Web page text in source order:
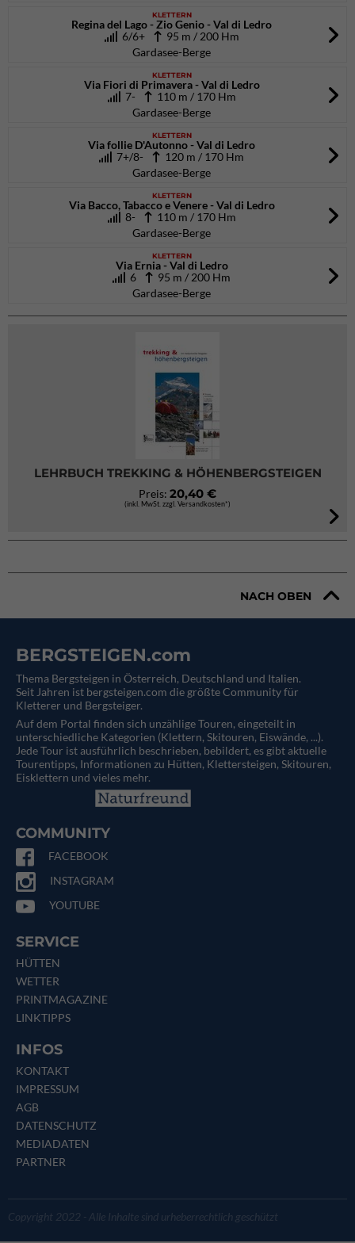
KLETTERN
Regina del Lago - Zio Genio - Val di Ledro
6/6+ 95 m / 200 Hm
Gardasee-Berge
KLETTERN
Via Fiori di Primavera - Val di Ledro
7- 110 m / 170 Hm
Gardasee-Berge
KLETTERN
Via follie D'Autonno - Val di Ledro
7+/8-
120 m / 170 Hm
Gardasee-Berge
KLETTERN
Via Bacco, Tabacco e Venere - Val di Ledro
8- 110 m / 170 Hm
Gardasee-Berge
KLETTERN
Via Ernia - Val di Ledro
6
95 m / 200 Hm
Gardasee-Berge
LEHRBUCH TREKKING & HÖHENBERGSTEIGEN
Preis: 20,40 €
(inkl. MwSt. zzgl. Versandkosten*)
NACH OBEN
BERGSTEIGEN.com
Thema Bergsteigen in Österreich, Deutschland und Italien.
Seit Jahren ist bergsteigen.com die größte Community für
Kletterer und Bergsteiger.
Auf dem Portal finden sich unzählige Touren, eingeteilt in
unterschiedliche Kategorien (Klettern, Skitouren, Eiswände, ...).
Jede Tour ist ausführlich beschrieben, bebildert, es gibt aktuelle
Tourentipps, Informationen zu Hütten, Klettersteigen, Skitouren,
Eisklettern und vieles mehr.
COMMUNITY
FACEBOOK
INSTAGRAM
YOUTUBE
SERVICE
HÜTTEN
WETTER
PRINTMAGAZINE
LINKTIPPS
INFOS
KONTAKT
IMPRESSUM
AGB
DATENSCHUTZ
MEDIADATEN
PARTNER
Copyright 2022 - Alle Inhalte sind urheberrechtlich geschützt